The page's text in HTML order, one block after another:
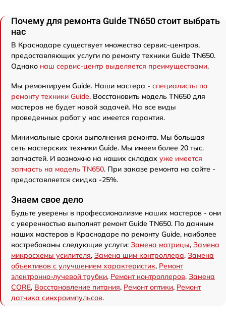
Почему для ремонта Guide TN650 стоит выбрать
нас
В Краснодаре существует множество сервис-центров,
предоставляющих услуги по ремонту техники Guide TN650.
Однако наш сервис-центр выделяется преимуществами.
Мы ремонтируем Guide. Наши мастера - специалисты по
ремонту техники Guide. Восстановить модель TN650 для
мастеров не будет новой задачей. На все виды
проведенных работ у нас имеется гарантия.
Минимальные сроки выполнения ремонта. Мы большая
сеть мастерских техники Guide. Мы имеем более 20 тыс.
запчастей. И возможно на наших складах уже имеется
запчасть на модель TN650. При заказе ремонта на сайте -
предоставляется скидка -25%.
Знаем свое дело
Будьте уверены в профессионализме наших мастеров - они
с уверенностью выполнят ремонт Guide TN650. По данным
наших мастеров в Краснодаре по ремонту Guide, наиболее
востребованы следующие услуги: Замена матрицы, Замена
микросхемы усилителя, Замена шим контроллера, Замена
объективов с улучшением характеристик, Ремонт
электронно-лучевой трубки, Ремонт контроллеров, Замена
CORE, Восстановление питания, Ремонт оптики, Ремонт
датчика синхроимпульсов.